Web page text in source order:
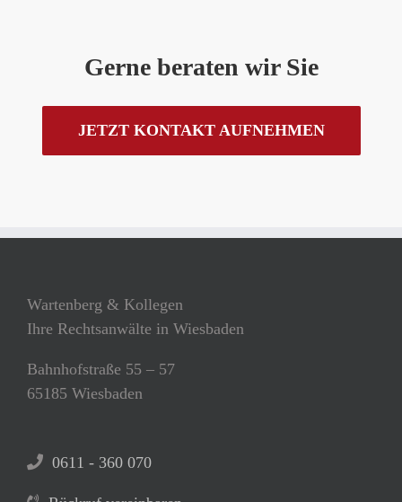
Gerne beraten wir Sie
JETZT KONTAKT AUFNEHMEN
Wartenberg & Kollegen
Ihre Rechtsanwälte in Wiesbaden
Bahnhofstraße 55 – 57
65185 Wiesbaden
0611 - 360 070